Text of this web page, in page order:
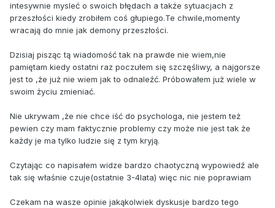
intesywnie mysleć o swoich błędach a także sytuacjach z
przeszłości kiedy zrobiłem coś głupiego.Te chwile,momenty
wracają do mnie jak demony przeszłości.
Dzisiaj pisząc tą wiadomość tak na prawde nie wiem,nie
pamiętam kiedy ostatni raz poczułem się szczęśliwy, a najgorsze
jest to ,że już nie wiem jak to odnaleźć. Próbowałem już wiele w
swoim życiu zmieniać.
Nie ukrywam ,że nie chce iść do psychologa, nie jestem też
pewien czy mam faktycznie problemy czy może nie jest tak że
każdy je ma tylko ludzie się z tym kryją.
Czytając co napisałem widze bardzo chaotyczną wypowiedź ale
tak się właśnie czuje(ostatnie 3-4lata) więc nic nie poprawiam
Czekam na wasze opinie jakąkolwiek dyskusje bardzo tego